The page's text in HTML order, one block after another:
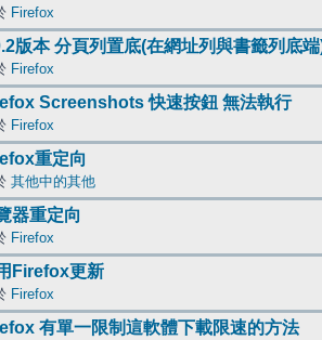
Firefox
版本 分頁列置底(在網址列與書籤列底
Firefox
Screenshots 快速按鈕 無法執行
Firefox
重定向
其他中的其他
器重定向
Firefox
Firefox更新
Firefox
有單一限制這軟體下載限速的方法